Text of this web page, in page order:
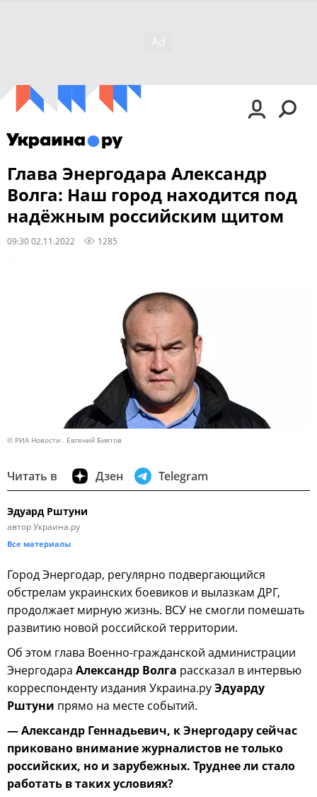
Глава Энергодара Александр
Волга: Наш город находится под
надёжным российским щитом
09:30 02.11.2022 1285
© РИА Новости . Евгений Биятов
Читать в Дзен Telegram
Эдуард Рштуни
автор Украина.ру
Все материалы
Город Энергодар, регулярно подвергающийся
обстрелам украинских боевиков и вылазкам ДРГ,
продолжает мирную жизнь. ВСУ не смогли помешать
развитию новой российской территории.
Об этом глава Военно-гражданской администрации
Энергодара Александр Волга рассказал в интервью
корреспонденту издания Украина.руЭдуарду
Рштуни прямо на месте событий.
— Александр Геннадьевич, к Энергодару сейчас
приковано внимание журналистов не только
российских, но и зарубежных. Труднее ли стало
работать в таких условиях?